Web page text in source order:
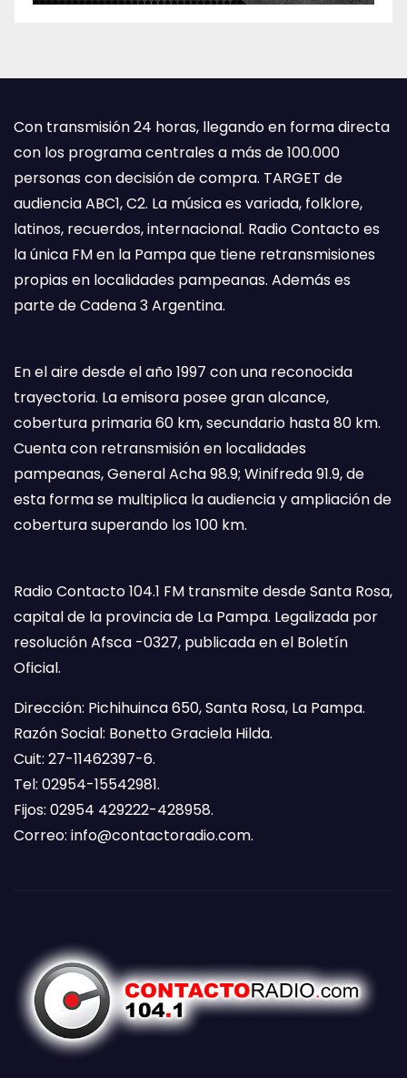
Con transmisión 24 horas, llegando en forma directa
con los programa centrales a más de 100.000
personas con decisión de compra. TARGET de
audiencia ABC1, C2. La música es variada, folklore,
latinos, recuerdos, internacional. Radio Contacto es
la única FM en la Pampa que tiene retransmisiones
propias en localidades pampeanas. Además es
parte de Cadena 3 Argentina.
En el aire desde el año 1997 con una reconocida
trayectoria. La emisora posee gran alcance,
cobertura primaria 60 km, secundario hasta 80 km.
Cuenta con retransmisión en localidades
pampeanas, General Acha 98.9; Winifreda 91.9, de
esta forma se multiplica la audiencia y ampliación de
cobertura superando los 100 km.
Radio Contacto 104.1 FM transmite desde Santa Rosa,
capital de la provincia de La Pampa. Legalizada por
resolución Afsca -0327, publicada en el Boletín
Oficial.
Dirección: Pichihuinca 650, Santa Rosa, La Pampa.
Razón Social: Bonetto Graciela Hilda.
Cuit: 27-11462397-6.
Tel: 02954-15542981.
Fijos: 02954 429222-428958.
Correo: info@contactoradio.com.